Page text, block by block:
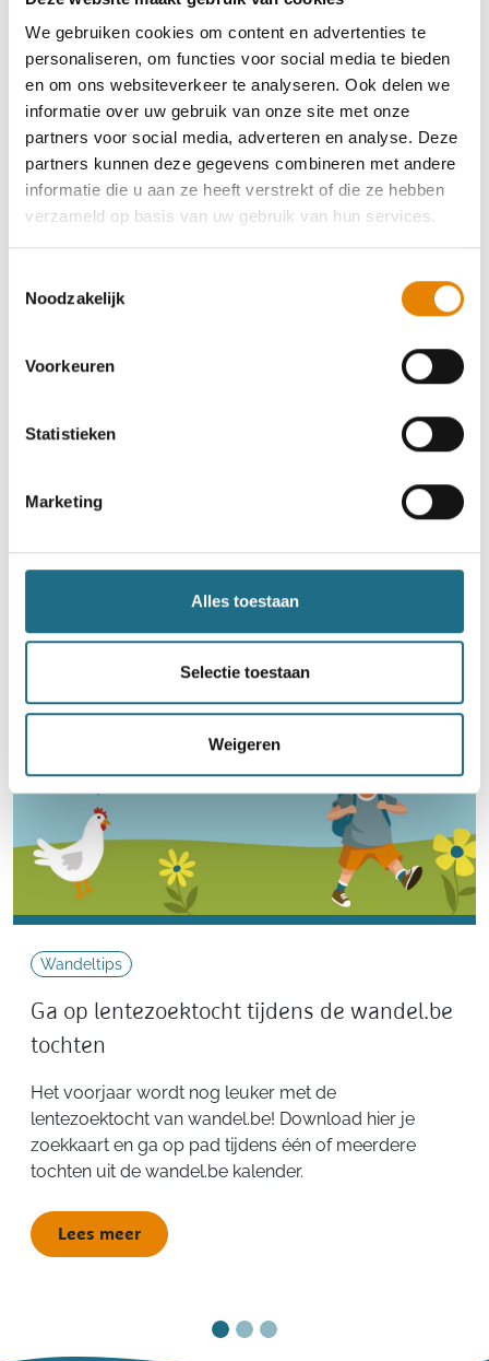
We gebruiken cookies om content en advertenties te
personaliseren, om functies voor social media te bieden
en om ons websiteverkeer te analyseren. Ook delen we
informatie over uw gebruik van onze site met onze
partners voor social media, adverteren en analyse. Deze
partners kunnen deze gegevens combineren met andere
informatie die u aan ze heeft verstrekt of die ze hebben
verzameld op basis van uw gebruik van hun services.
Noodzakelijk
Voorkeuren
Statistieken
Marketing
Alles toestaan
Selectie toestaan
Weigeren
Aankomende wandeltochten van deze
club
Herfsttocht
12 km
Bornem, Antwerpen
ballonvaart
Wandeltips
Ga op lentezoektocht tijdens de wandel.be
tochten
Het voorjaar wordt nog leuker met de
lentezoektocht van wandel.be! Download hier je
zoekkaart en ga op pad tijdens één of meerdere
tochten uit de wandel.be kalender.
Lees meer